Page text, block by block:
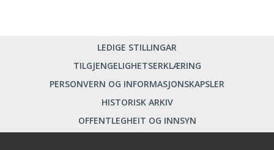
LEDIGE STILLINGAR
TILGJENGELIGHETSERKLÆRING
PERSONVERN OG INFORMASJONSKAPSLER
HISTORISK ARKIV
OFFENTLEGHEIT OG INNSYN